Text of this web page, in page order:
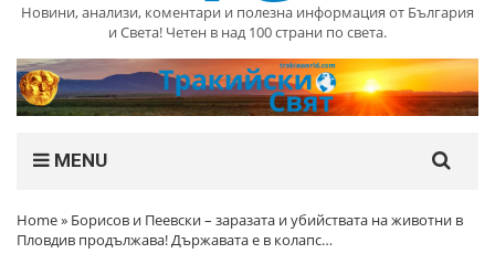
Новини, анализи, коментари и полезна информация от България
и Света! Четен в над 100 страни по света.
MENU
Home» Борисов и Пеевски – заразата и убийствата на животни в
Пловдив продължава! Държавата е в колапс…